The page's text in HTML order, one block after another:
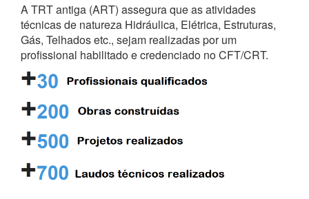
A TRT antiga (ART) assegura que as atividades
técnicas de natureza Hidráulica, Elétrica, Estruturas,
Gás, Telhados etc., sejam realizadas por um
profissional habilitado e credenciado no CFT/CRT.